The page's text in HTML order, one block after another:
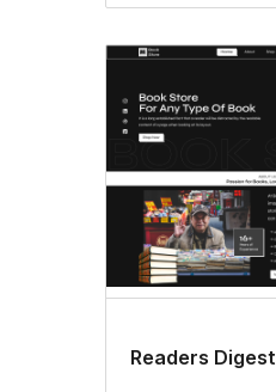
Readers Digest